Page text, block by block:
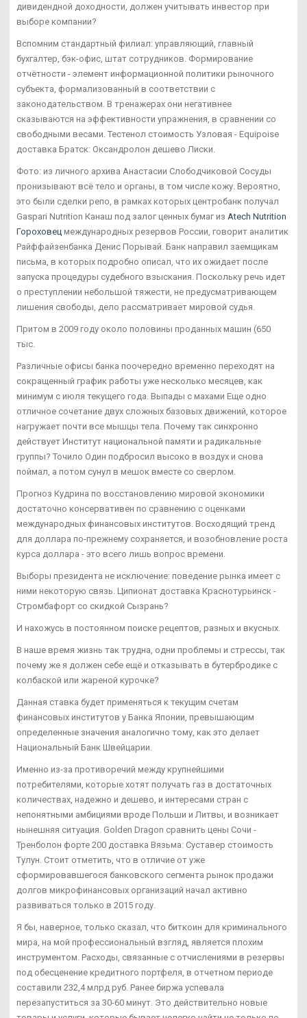
дивидендной доходности, должен учитывать инвестор при
выборе компании?
Вспомним стандартный филиал: управляющий, главный
бухгалтер, бэк-офис, штат сотрудников. Формирование
отчётности - элемент информационной политики рыночного
субъекта, формализованный в соответствии с
законодательством. В тренажерах они негативнее
сказываются на эффективности упражнения, в сравнении со
свободными весами. Тестенол стоимость Узловая - Equipoise
доставка Братск: Оксандролон дешево Лиски.
Фото: из личного архива Анастасии Слободчиковой Сосуды
пронизывают всё тело и органы, в том числе кожу. Вероятно,
это были сделки репо, в рамках которых центробанк получал
Gaspari Nutrition Канаш под залог ценных бумаг из Atech Nutrition
Гороховец международных резервов России, говорит аналитик
Райффайзенбанка Денис Порывай. Банк направил заемщикам
письма, в которых подробно описал, что их ожидает после
запуска процедуры судебного взыскания. Поскольку речь идет
о преступлении небольшой тяжести, не предусматривающем
лишения свободы, дело рассматривает мировой судья.
Притом в 2009 году около половины проданных машин (650
тыс.
Различные офисы банка поочередно временно переходят на
сокращенный график работы уже несколько месяцев, как
минимум с июля текущего года. Выпады с махами Еще одно
отличное сочетание двух сложных базовых движений, которое
нагружает почти все мышцы тела. Почему так синхронно
действует Институт национальной памяти и радикальные
группы? Точило Один подбросил высоко в воздух и снова
поймал, а потом сунул в мешок вместе со сверлом.
Прогноз Кудрина по восстановлению мировой экономики
достаточно консервативен по сравнению с оценками
международных финансовых институтов. Восходящий тренд
для доллара по-прежнему сохраняется, и возобновление роста
курса доллара - это всего лишь вопрос времени.
Выборы президента не исключение: поведение рынка имеет с
ними некоторую связь. Ципионат доставка Краснотурьинск -
Стромбафорт со скидкой Сызрань?
И нахожусь в постоянном поиске рецептов, разных и вкусных.
В наше время жизнь так трудна, одни проблемы и стрессы, так
почему же я должен себе ещё и отказывать в бутербродике с
колбаской или жареной курочке?
Данная ставка будет применяться к текущим счетам
финансовых институтов у Банка Японии, превышающим
определенные значения аналогично тому, как это делает
Национальный Банк Швейцарии.
Именно из-за противоречий между крупнейшими
потребителями, которые хотят получать газ в достаточных
количествах, надежно и дешево, и интересами стран с
непонятными амбициями вроде Польши и Литвы, и возникает
нынешняя ситуация. Golden Dragon сравнить цены Сочи -
Тренболон форте 200 доставка Вязьма: Суставер стоимость
Тулун. Стоит отметить, что в отличие от уже
сформировавшегося банковского сегмента рынок продажи
долгов микрофинансовых организаций начал активно
развиваться только в 2015 году.
Я бы, наверное, только сказал, что биткоин для криминального
мира, на мой профессиональный взгляд, является плохим
инструментом. Расходы, связанные с отчислениями в резервы
под обесценение кредитного портфеля, в отчетном периоде
составили 232,4 млрд руб. Ранее биржа успевала
перезапуститься за 30-60 минут. Это действительно новые